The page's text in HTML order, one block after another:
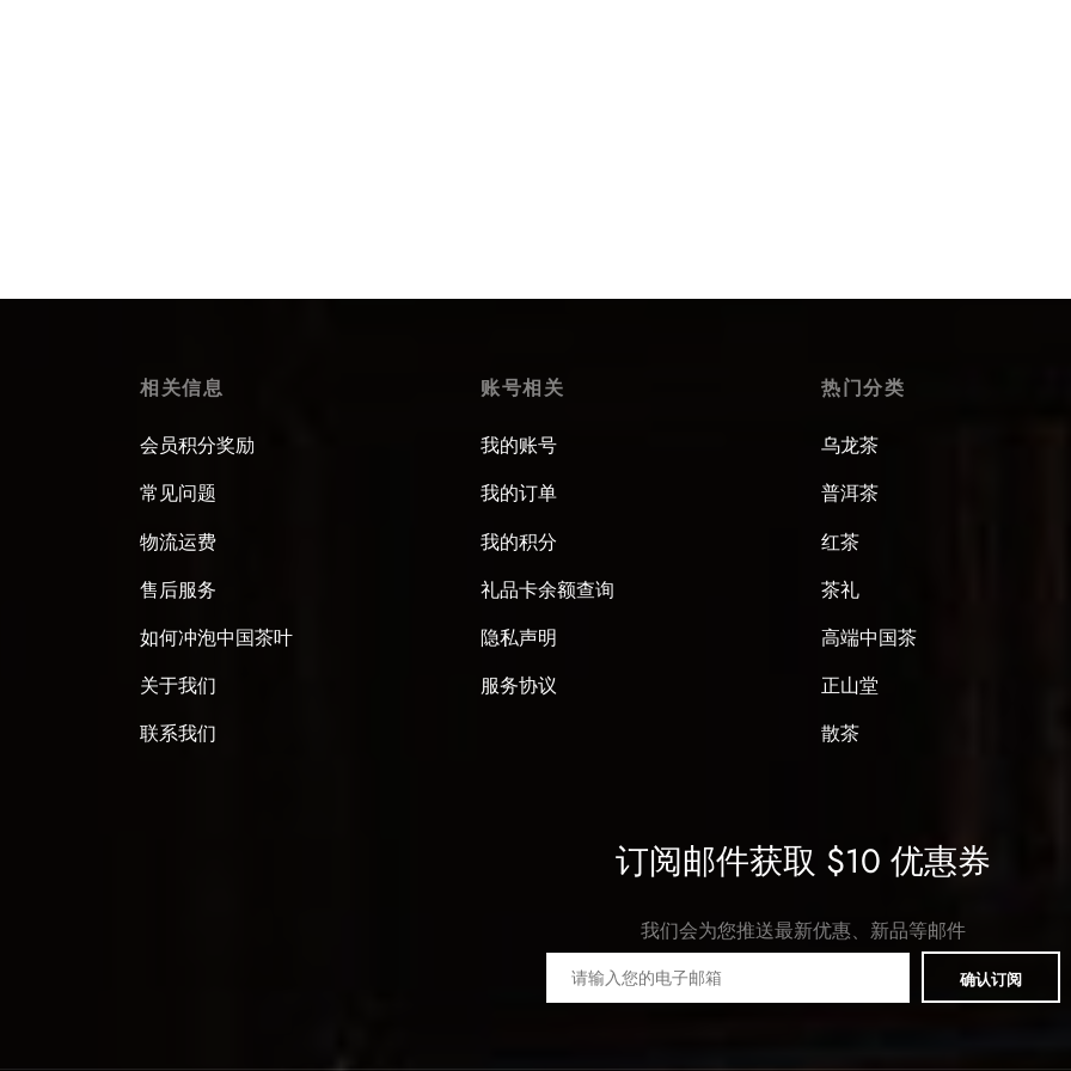
相关信息
会员积分奖励
常见问题
物流运费
售后服务
如何冲泡中国茶叶
关于我们
联系我们
账号相关
我的账号
我的订单
我的积分
礼品卡余额查询
隐私声明
服务协议
热门分类
乌龙茶
普洱茶
红茶
茶礼
高端中国茶
正山堂
散茶
订阅邮件获取 $10 优惠券
我们会为您推送最新优惠、新品等邮件
确认订阅